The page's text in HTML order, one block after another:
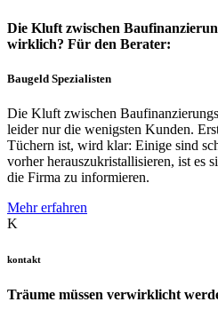
Die Kluft zwischen
wirklich? Für den Berater:
Baugeld Spezialisten
Die Kluft zwischen
leider nur die wenigsten Kunden.
Tüchern ist, wird klar: Einige sind
vorher herauszukristallisieren, ist es
die Firma zu informieren.
Mehr erfahren
K
kontakt
Träume müssen verwirklicht